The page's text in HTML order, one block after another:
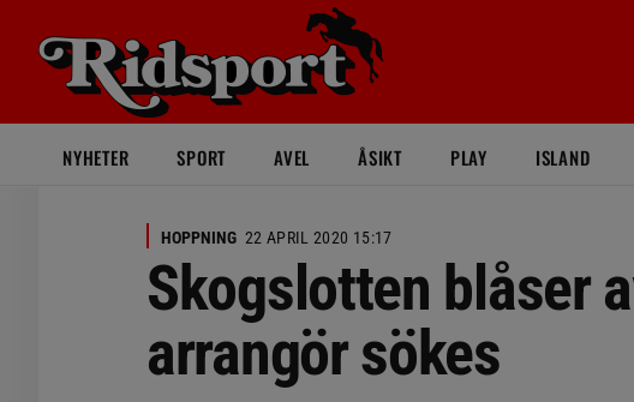
NYHETER SPORT AVEL ÅSIKT PLAY ISLAND
HOPPNING 22 APRIL 2020 15:17
Skogslotten blåser
arrangör sökes